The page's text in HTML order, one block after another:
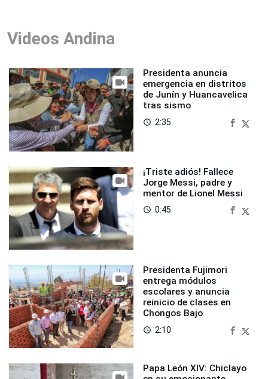
Videos Andina
Presidenta anuncia
emergencia en distritos
de Junín y Huancavelica
tras sismo
access_time 2:35
¡Triste adiós! Fallece
Jorge Messi, padre y
mentor de Lionel Messi
access_time 0:45
Presidenta Fujimori
entrega módulos
escolares y anuncia
reinicio de clases en
Chongos Bajo
access_time 2:10
Papa León XIV: Chiclayo